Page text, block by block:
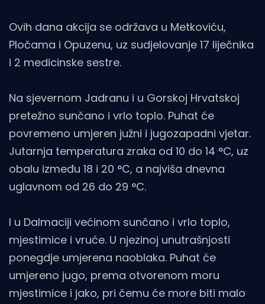
Ovih dana akcija se održava u Metkoviću,
Pločama i Opuzenu, uz sudjelovanje 17 liječnika
i 2 medicinske sestre.
Na sjevernom Jadranu i u Gorskoj Hrvatskoj
pretežno sunčano i vrlo toplo. Puhat će
povremeno umjeren južni i jugozapadni vjetar.
Jutarnja temperatura zraka od 10 do 14 °C, uz
obalu između 18 i 20 °C, a najviša dnevna
uglavnom od 26 do 29 °C.
I u Dalmaciji većinom sunčano i vrlo toplo,
mjestimice i vruće. U njezinoj unutrašnjosti
ponegdje umjerena naoblaka. Puhat će
umjereno jugo, prema otvorenom moru
mjestimice i jako, pri čemu će more biti malo